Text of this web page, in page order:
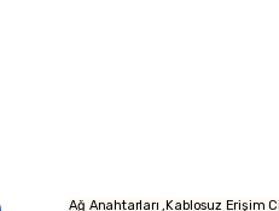
Ağ Anahtarları ,Kablosuz Erişim